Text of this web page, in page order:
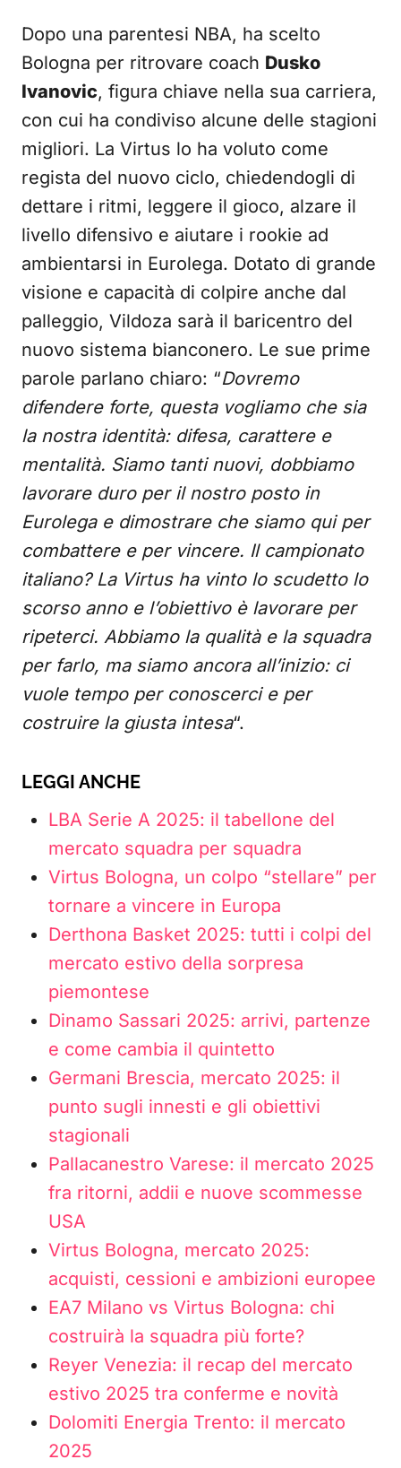
Dopo una parentesi NBA, ha scelto
Bologna per ritrovare coach Dusko
Ivanovic, figura chiave nella sua carriera,
con cui ha condiviso alcune delle stagioni
migliori. La Virtus lo ha voluto come
regista del nuovo ciclo, chiedendogli di
dettare i ritmi, leggere il gioco, alzare il
livello difensivo e aiutare i rookie ad
ambientarsi in Eurolega. Dotato di grande
visione e capacità di colpire anche dal
palleggio, Vildoza sarà il baricentro del
nuovo sistema bianconero. Le sue prime
parole parlano chiaro: “Dovremo
difendere forte, questa vogliamo che sia
la nostra identità: difesa, carattere e
mentalità. Siamo tanti nuovi, dobbiamo
lavorare duro per il nostro posto in
Eurolega e dimostrare che siamo qui per
combattere e per vincere. Il campionato
italiano? La Virtus ha vinto lo scudetto lo
scorso anno e l’obiettivo è lavorare per
ripeterci. Abbiamo la qualità e la squadra
per farlo, ma siamo ancora all’inizio: ci
vuole tempo per conoscerci e per
costruire la giusta intesa“.
LEGGI ANCHE
LBA Serie A 2025: il tabellone del
mercato squadra per squadra
Virtus Bologna, un colpo “stellare” per
tornare a vincere in Europa
Derthona Basket 2025: tutti i colpi del
mercato estivo della sorpresa
piemontese
Dinamo Sassari 2025: arrivi, partenze
e come cambia il quintetto
Germani Brescia, mercato 2025: il
punto sugli innesti e gli obiettivi
stagionali
Pallacanestro Varese: il mercato 2025
fra ritorni, addii e nuove scommesse
USA
Virtus Bologna, mercato 2025:
acquisti, cessioni e ambizioni europee
EA7 Milano vs Virtus Bologna: chi
costruirà la squadra più forte?
Reyer Venezia: il recap del mercato
estivo 2025 tra conferme e novità
Dolomiti Energia Trento: il mercato
2025